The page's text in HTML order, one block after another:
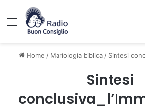
Menu
Home / Mariologia biblica / Sintesi
Sintesi